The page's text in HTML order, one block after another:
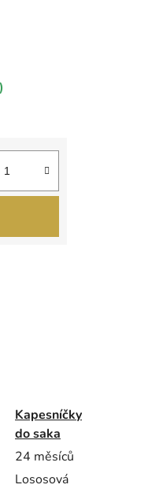
Kapesníčky
do saka
24 měsíců
Lososová